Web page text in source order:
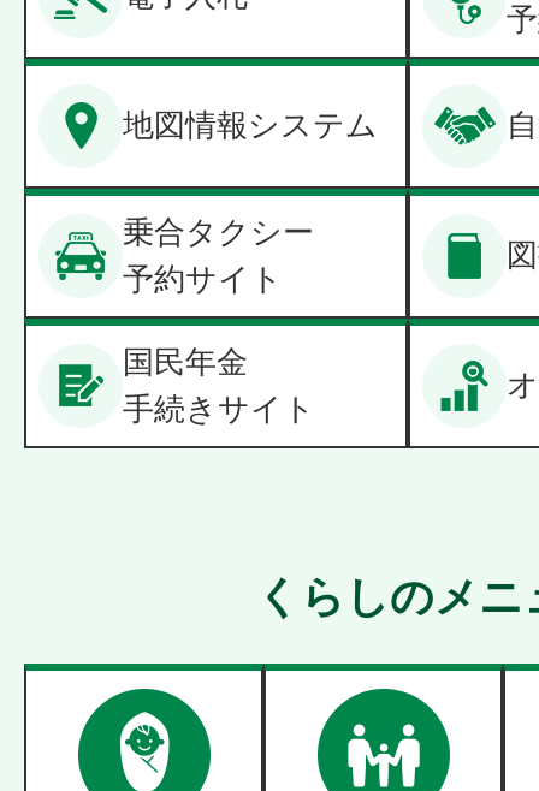
地図情報システム
乗合タクシー
予約サイト
国民年金
手続きサイト
くらしのメニ